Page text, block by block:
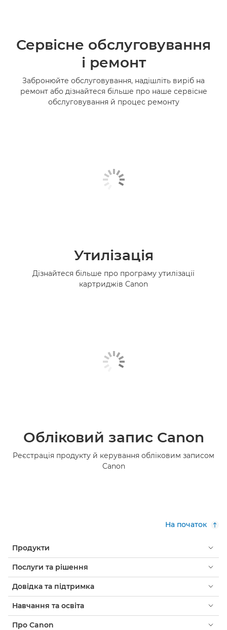
Сервісне обслуговування
і ремонт
Забронюйте обслуговування, надішліть виріб на
ремонт або дізнайтеся більше про наше сервісне
обслуговування й процес ремонту
Утилізація
Дізнайтеся більше про програму утилізації
картриджів Canon
Обліковий запис Canon
Реєстрація продукту й керування обліковим записом
Canon
На початок
Продукти
Послуги та рішення
Довідка та підтримка
Навчання та освіта
Про Canon